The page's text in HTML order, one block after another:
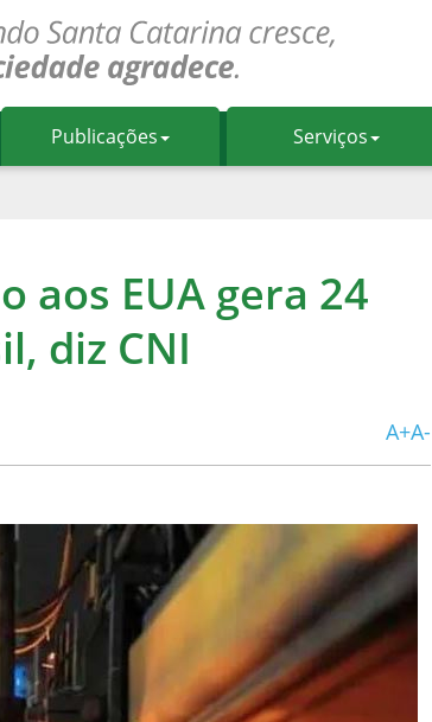
Publicações Serviços
aos EUA gera 24
diz CNI
A+A-